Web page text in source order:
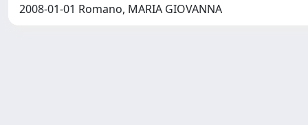
2008-01-01 Romano, MARIA GIOVANNA